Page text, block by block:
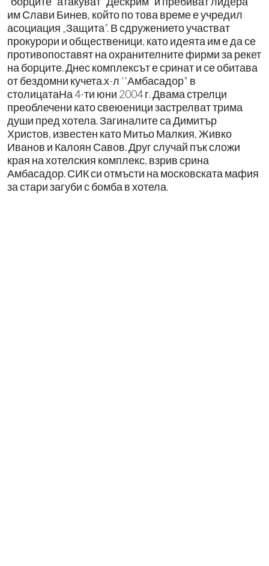
им Слави Бинев, който по това време е учредил
асоциация „Защита”. В сдружението участват
прокурори и общественици, като идеята им е да се
противопоставят на охранителните фирми за рекет
на борците. Днес комплексът е сринат и се обитава
от бездомни кучета.х-л ''Амбасадор" в
столицатаНа 4-ти юни 2004 г. Двама стрелци
преоблечени като свеюеници застрелват трима
души пред хотела. Загиналите са Димитър
Христов, известен като Митьо Малкия, Живко
Иванов и Калоян Савов. Друг случай пък сложи
края на хотелския комплекс, взрив срина
Амбасадор. СИК си отмъсти на московската мафия
за стари загуби с бомба в хотела.